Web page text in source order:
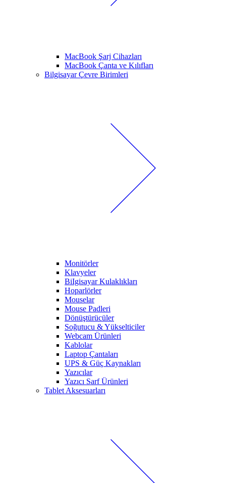
MacBook Şarj Cihazları
MacBook Çanta ve Kılıfları
Bilgisayar Çevre Birimleri
Monitörler
Klavyeler
BiIgisayar Kulaklıkları
Hoparlörler
Mouselar
Mouse Padleri
Dönüştürücüler
Soğutucu & Yükselticiler
Webcam Ürünleri
Kablolar
Laptop Çantaları
UPS & Güç Kaynakları
Yazıcılar
Yazıcı Sarf Ürünleri
Tablet Aksesuarları